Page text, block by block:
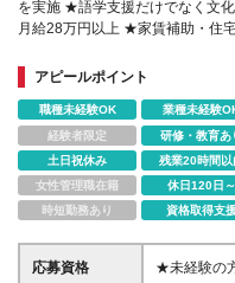
を実施 ★語学支援だけでなく文
月給28万円以上 ★家賃補助・住
アピールポイント
職種未経験OK 業種未経験
経験者限定
研修・教育あ
土日祝休み
残業20時間以
女性管理職在籍
休日120日～
時短勤務あり
資格取得支
応募資格
★未経験の方